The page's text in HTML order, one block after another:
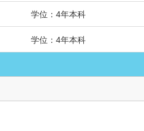
学位：4年本科
学位：4年本科